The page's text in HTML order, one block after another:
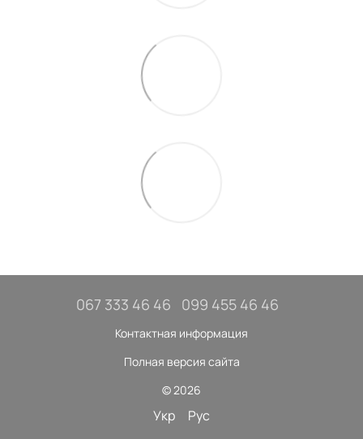
067 333 46 46 099 455 46 46
Контактная информация
Полная версия сайта
© 2026
Укр Рус